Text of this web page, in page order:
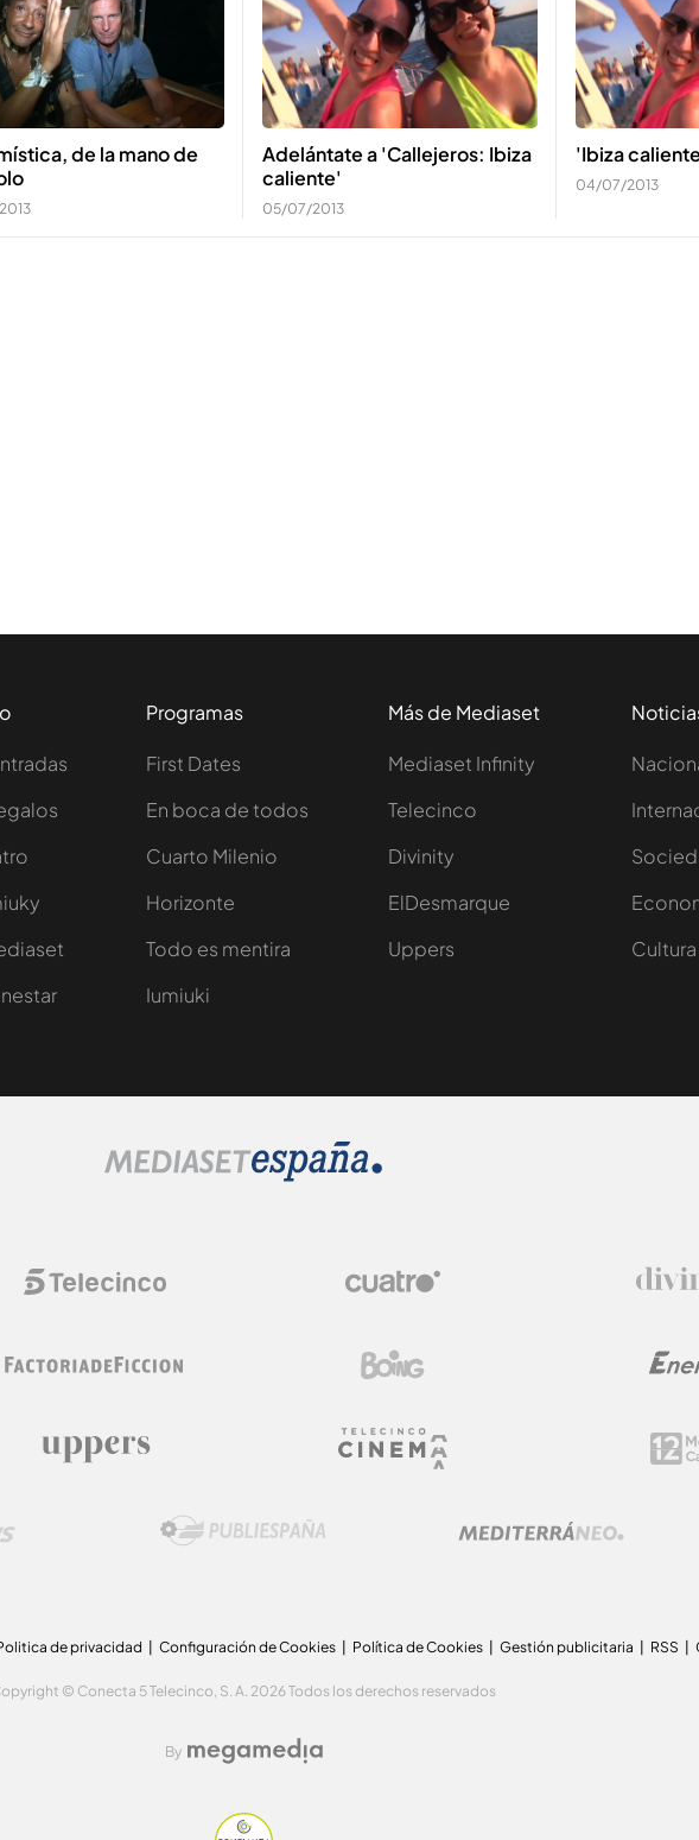
de la mano de
Adelántate a 'Callejeros: Ibiza
caliente'
05/07/2013
'Ibiza
04/07/2013
Programas
First Dates
En boca de todos
Cuarto Milenio
Horizonte
Todo es mentira
Iumiuki
Más de Mediaset
Mediaset Infinity
Telecinco
Divinity
ElDesmarque
Uppers
Cultura
de privacidad Configuración de Cookies Política de Cookies Gestión publicitaria RSS
© Conecta 5 Telecinco, S. A. 2026 Todos los derechos reservados
By